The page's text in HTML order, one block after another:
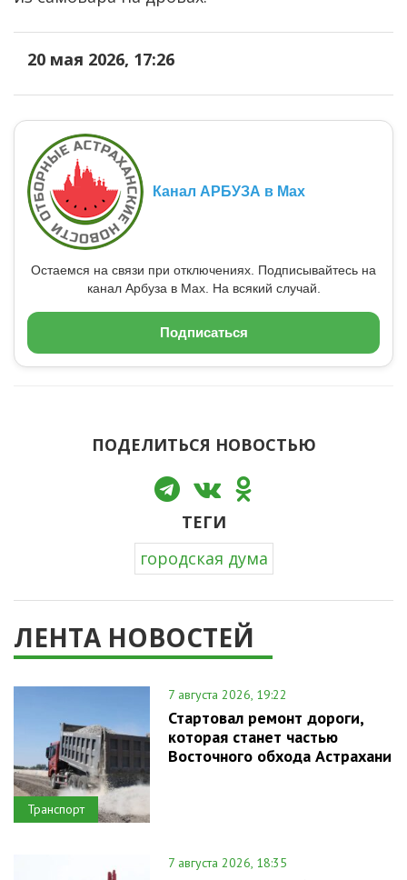
20 мая 2026, 17:26
Канал АРБУЗА в Max
Остаемся на связи при отключениях. Подписывайтесь на
канал Арбуза в Max. На всякий случай.
Подписаться
ПОДЕЛИТЬСЯ НОВОСТЬЮ
ТЕГИ
городская дума
ЛЕНТА НОВОСТЕЙ
Транспорт
7 августа 2026, 19:22
Стартовал ремонт дороги,
которая станет частью
Восточного обхода Астрахани
7 августа 2026, 18:35